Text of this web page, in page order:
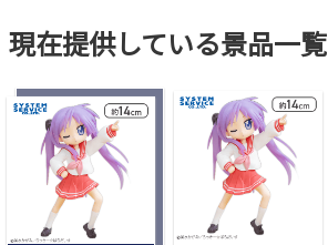
現在提供している景品一覧